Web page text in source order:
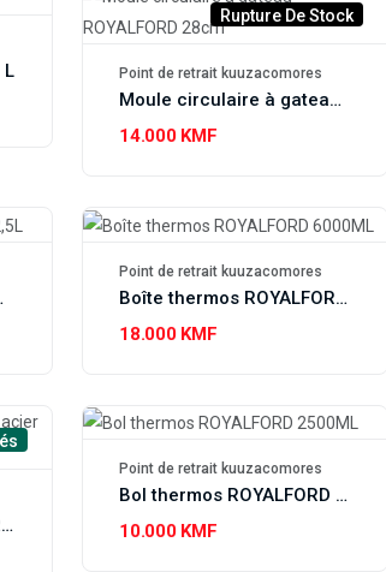
L
Rupture De Stock
Point de retrait kuuzacomores
Moule circulaire à gateau ROYALFORD 28cm
14.000 KMF
2,5L
Point de retrait kuuzacomores
Boîte thermos ROYALFORD 6000ML
18.000 KMF
Boîte thermos ROYALFORD en acier inoxydable 2500ML
Point de retrait kuuzacomores
Bol thermos ROYALFORD 2500ML
10.000 KMF